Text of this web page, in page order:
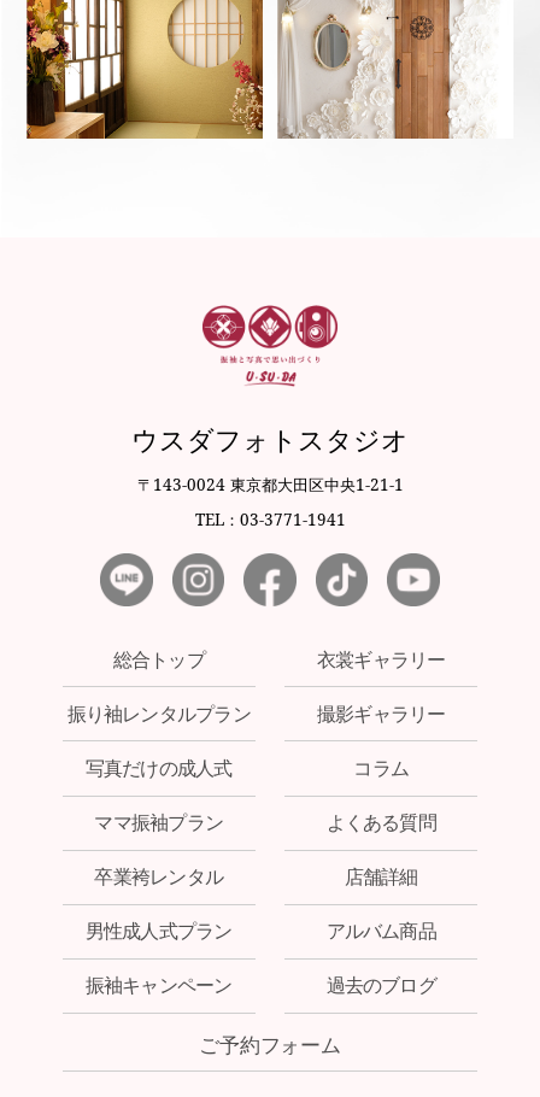
ウスダフォトスタジオ
〒143-0024 東京都大田区中央1-21-1
TEL：03-3771-1941
総合トップ
振り袖レンタルプラン
写真だけの成人式
ママ振袖プラン
卒業袴レンタル
男性成人式プラン
振袖キャンペーン
衣裳ギャラリー
撮影ギャラリー
コラム
よくある質問
店舗詳細
アルバム商品
過去のブログ
ご予約フォーム